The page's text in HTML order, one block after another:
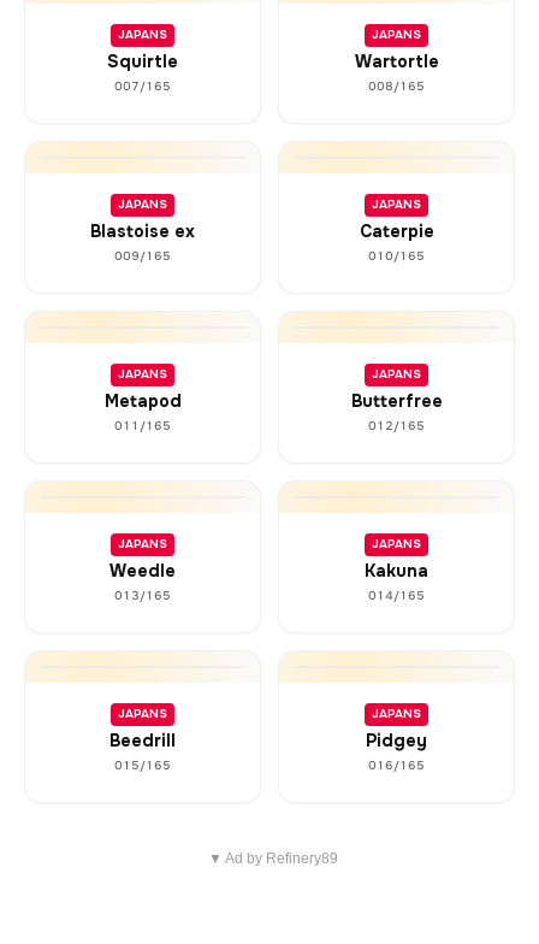
JAPANS
Squirtle
007/165
JAPANS
Wartortle
008/165
JAPANS
Blastoise ex
009/165
JAPANS
Caterpie
010/165
JAPANS
Metapod
011/165
JAPANS
Butterfree
012/165
JAPANS
Weedle
013/165
JAPANS
Kakuna
014/165
JAPANS
Beedrill
015/165
JAPANS
Pidgey
016/165
▼ Ad by Refinery89